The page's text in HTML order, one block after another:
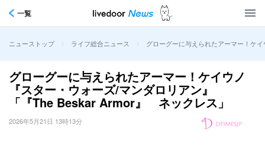
一覧
ニューストップ > ライフ総合ニュース > グローグーに与えられたアーマー！ケ
グローグーに与えられたアーマー！ケイウノ
『スター・ウォーズ/マンダロリアン』
「『The Beskar Armor』 ネックレス」
2026年5月21日 13時13分